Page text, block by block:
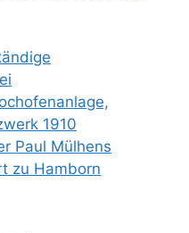
1910
Paul Mülhens
zu Hamborn